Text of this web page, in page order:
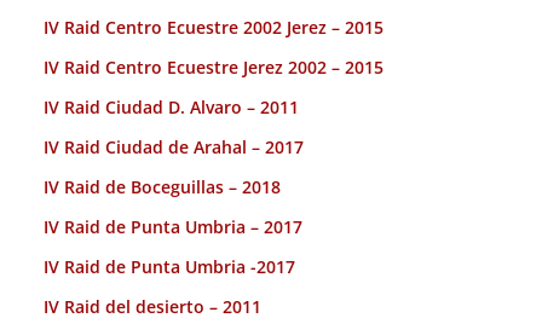
IV Raid Centro Ecuestre 2002 Jerez – 2015
IV Raid Centro Ecuestre Jerez 2002 – 2015
IV Raid Ciudad D. Alvaro – 2011
IV Raid Ciudad de Arahal – 2017
IV Raid de Boceguillas – 2018
IV Raid de Punta Umbria – 2017
IV Raid de Punta Umbria -2017
IV Raid del desierto – 2011